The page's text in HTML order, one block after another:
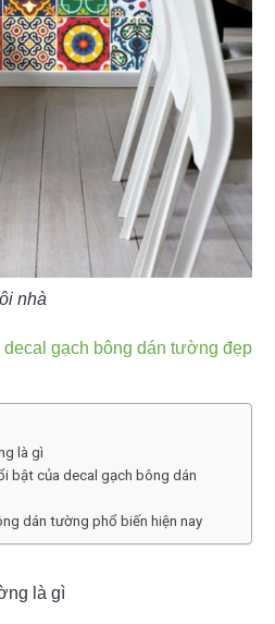
nhà
decal gạch bông dán tường đẹp
là gì
bật của decal gạch bông dán
dán tường phổ biến hiện nay
là gì